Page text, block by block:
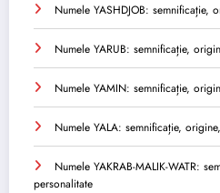
Numele YASHDJOB: semnificație,
Numele YARUB: semnificație,
Numele YAMIN: semnificație,
Numele YALA: semnificație,
Numele YAKRAB-MALIK-WATR:
personalitate